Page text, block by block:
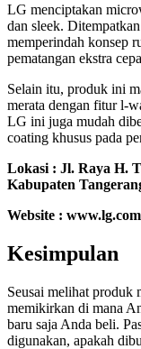
LG menciptakan
dan sleek.
memperindah konsep
pematangan ekstra
Selain itu, produk ini
merata dengan fitur l-
LG ini juga mudah
coating khusus pada
Lokasi : Jl. Raya H.
Kabupaten
Website : www.lg.com
Kesimpulan
Seusai melihat
memikirkan di mana
baru saja Anda beli.
digunakan, apakah